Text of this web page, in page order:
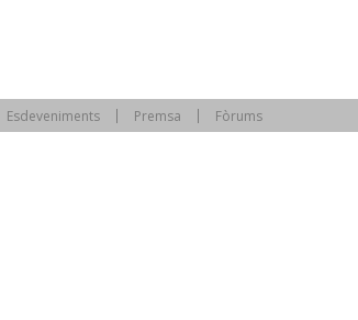
Esdeveniments Premsa Fòrums